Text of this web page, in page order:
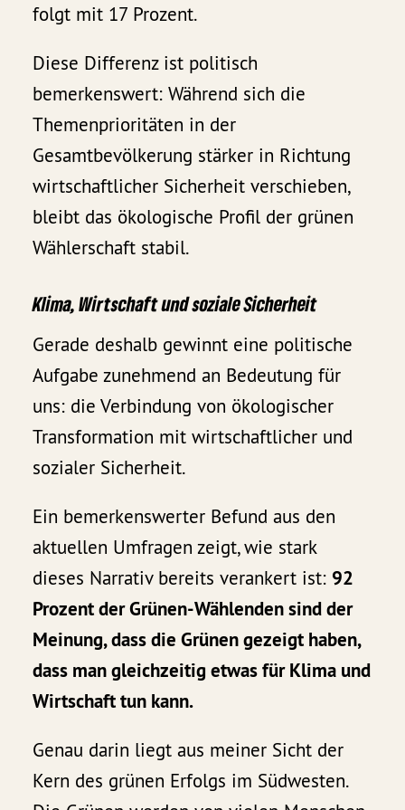
folgt mit 17 Prozent.
Diese Differenz ist politisch
bemerkenswert: Während sich die
Themenprioritäten in der
Gesamtbevölkerung stärker in Richtung
wirtschaftlicher Sicherheit verschieben,
bleibt das ökologische Profil der grünen
Wählerschaft stabil.
Klima, Wirtschaft und soziale Sicherheit
Gerade deshalb gewinnt eine politische
Aufgabe zunehmend an Bedeutung für
uns: die Verbindung von ökologischer
Transformation mit wirtschaftlicher und
sozialer Sicherheit.
Ein bemerkenswerter Befund aus den
aktuellen Umfragen zeigt, wie stark
dieses Narrativ bereits verankert ist: 92
Prozent der Grünen-Wählenden sind der
Meinung, dass die Grünen gezeigt haben,
dass man gleichzeitig etwas für Klima und
Wirtschaft tun kann.
Genau darin liegt aus meiner Sicht der
Kern des grünen Erfolgs im Südwesten.